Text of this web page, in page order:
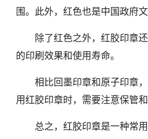
围。此外，红色也是中国政府
除了红色之外，红胶印章还
的印刷效果和使用寿命。
相比回墨印章和原子印章，
用红胶印章时，需要注意保管
总之，红胶印章是一种常用